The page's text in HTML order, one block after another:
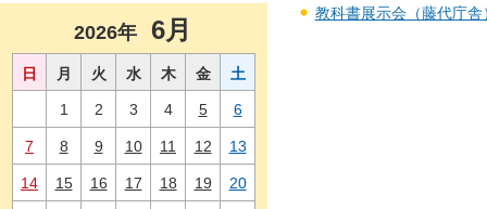
2026年 6月
日 月 火 水 木 金 土
1 2 3 4 5 6
7 8 9 10 11 12 13
14 15 16 17 18 19 20
教科書展示会（藤代庁